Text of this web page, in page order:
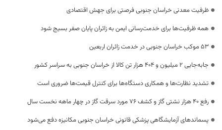
ظرفیت معدنی خراسان جنوبی فرصتی برای جهش اقتصادی
همه ظرفیت‌ها برای خدمت‌رسانی ایمن به زائران پایان صفر بسیج شود
53 موکب خراسان جنوبی در خدمت زائران اربعین
جابه‌جایی 2 میلیون و 404 هزار تن کالا از خراسان جنوبی به سراسر کشور
تشدید نظارت‌ها و همکاری دستگاه‌ها برای کنترل قیمت‌ها ضروری است
رفع 40 هزار نشتی گاز و کشف 76 مورد سرقت گاز در چهار ماهه نخست سال
پسماندهای آزمایشگاهی پزشکی قانونی خراسان جنوبی مکانیزه دفع می‌شود